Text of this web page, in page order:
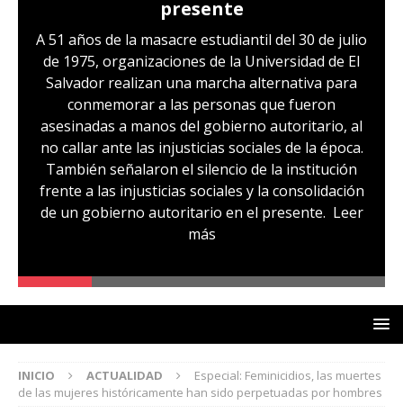
Hernández: víctima del régimen de
excepción y de discriminación
LGBTI
Sandra Leticia Hernández cuenta con medidas
sustitutivas y libertad provisional, pero
familiares temen que esto pueda cambiar en la
audiencia de revisión de medidas que se realizará
hoy, miércoles 29 de julio. Sandra es, según su
comunidad, otra de las víctimas del régimen de
excepción, fue capturada sin ninguna prueba
que la vincule a pandillas. La comunidad señala
denunciada por ser lesbianaLeer más
INICIO ACTUALIDAD
Especial: Feminicidios, las muertes
de las mujeres históricamente han sido perpetuadas por hombres